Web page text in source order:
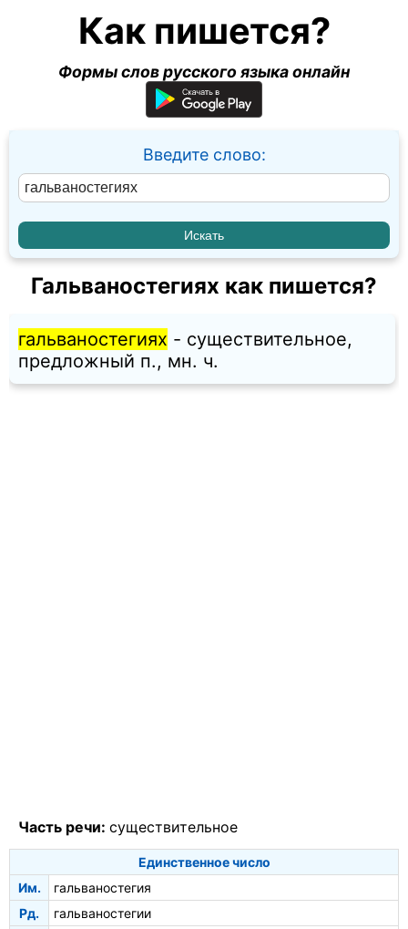
Как пишется?
Формы слов русского языка онлайн
Введите слово:
Гальваностегиях как пишется?
гальваностегиях - существительное,
предложный п., мн. ч.
Часть речи: существительное
Единственное число
Им.
гальваностегия
Рд.
гальваностегии